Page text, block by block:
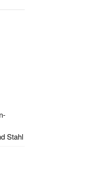
Stahl